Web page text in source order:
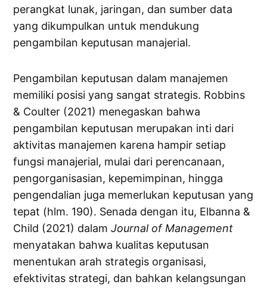
perangkat lunak, jaringan, dan sumber data
yang dikumpulkan untuk mendukung
pengambilan keputusan manajerial.
Pengambilan keputusan dalam manajemen
memiliki posisi yang sangat strategis. Robbins
& Coulter (2021) menegaskan bahwa
pengambilan keputusan merupakan inti dari
aktivitas manajemen karena hampir setiap
fungsi manajerial, mulai dari perencanaan,
pengorganisasian, kepemimpinan, hingga
pengendalian juga memerlukan keputusan yang
tepat (hlm. 190). Senada dengan itu, Elbanna &
Child (2021) dalamJournal of Management
menyatakan bahwa kualitas keputusan
menentukan arah strategis organisasi,
efektivitas strategi, dan bahkan kelangsungan